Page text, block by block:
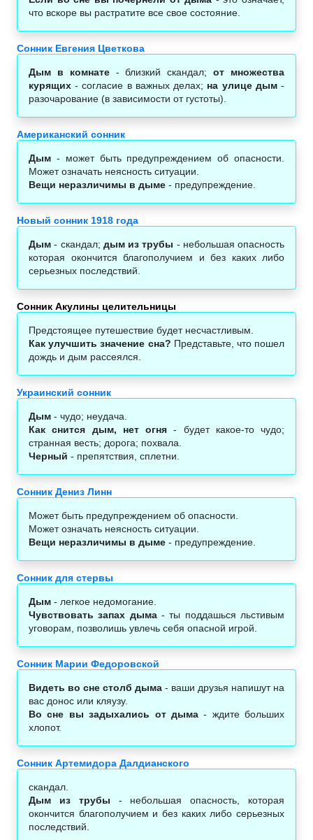
что вскоре вы растратите все свое состояние.
Сонник Евгения Цветкова
Дым в комнате- близкий скандал;от множества
курящих - согласие в важных делах; на улице дым-
разочарование (в зависимости от густоты).
Американский сонник
Дым - может быть предупреждением об опасности.
Может означать неясность ситуации.
Вещи неразличимы в дыме - предупреждение.
Новый сонник 1918 года
Дым - скандал; дым из трубы - небольшая опасность
которая окончится благополучием и без каких либо
серьезных последствий.
Сонник Акулины целительницы
Предстоящее путешествие будет несчастливым.
Как улучшить значение сна? Представьте, что пошел
дождь и дым рассеялся.
Украинский сонник
Дым - чудо; неудача.
Как снится дым, нет огня - будет какое-то чудо;
странная весть; дорога; похвала.
Черный - препятствия, сплетни.
Сонник Дениз Линн
Может быть предупреждением об опасности.
Может означать неясность ситуации.
Вещи неразличимы в дыме - предупреждение.
Сонник для стервы
Дым - легкое недомогание.
Чувствовать запах дыма- ты поддашься льстивым
уговорам, позволишь увлечь себя опасной игрой.
Сонник Марии Федоровской
Видеть во сне столб дыма - ваши друзья напишут на
вас донос или кляузу.
Во сне вы задыхались от дыма- ждите больших
хлопот.
Сонник Артемидора Далдианского
скандал.
Дым из трубы - небольшая опасность, которая
окончится благополучием и без каких либо серьезных
последствий.